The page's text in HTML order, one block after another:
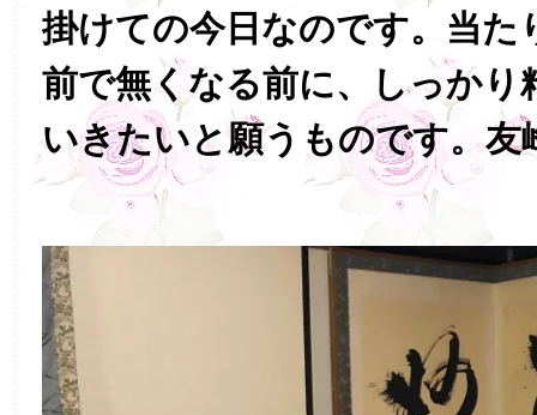
掛けての今日なのです。当た
前で無くなる前に、しっかり
いきたいと願うものです。友